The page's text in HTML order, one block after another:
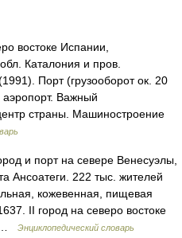
востоке Испании,
Каталония и пров.
Порт (грузооборот ок. 20
Важный
страны. Машиностроение
и порт на севере Венесуэлы,
Ансоатеги. 222 тыс. жителей
кожевенная, пищевая
II город на северо востоке
…
Энциклопедический словарь